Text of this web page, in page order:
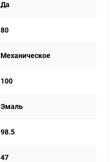
Да
80
Механическое
100
Эмаль
98.5
47